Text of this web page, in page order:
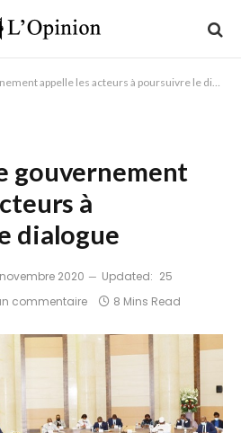
appelle les acteurs à poursuivre le dialogue
gouvernement
à
dialogue
2020 Updated: 25
commentaire 8 Mins Read